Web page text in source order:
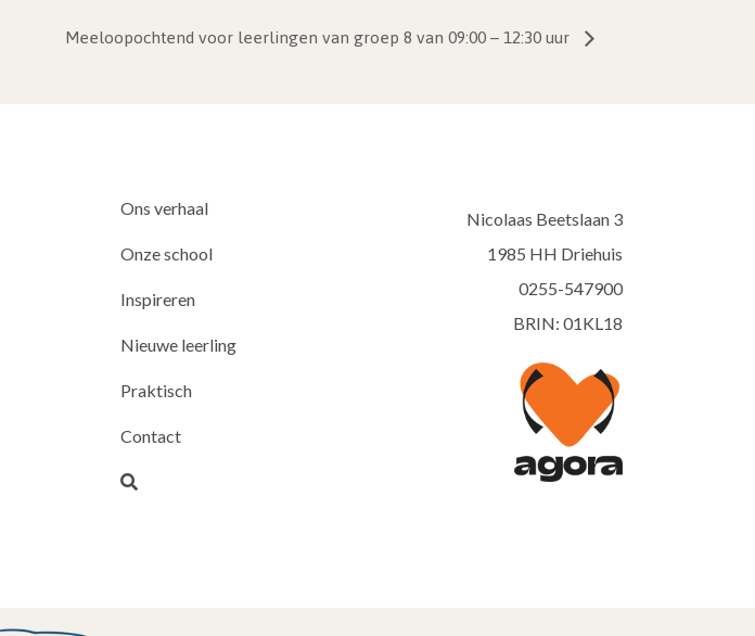
Meeloopochtend voor leerlingen van groep 8 van 09:00 – 12:30 uur
Ons verhaal
Onze school
Inspireren
Nieuwe leerling
Praktisch
Contact
Nicolaas Beetslaan 3
1985 HH Driehuis
0255-547900
BRIN: 01KL18